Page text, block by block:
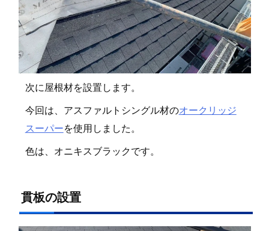
次に屋根材を設置します。
今回は、アスファルトシングル材のオークリッジ
スーパーを使用しました。
色は、オニキスブラックです。
貫板の設置